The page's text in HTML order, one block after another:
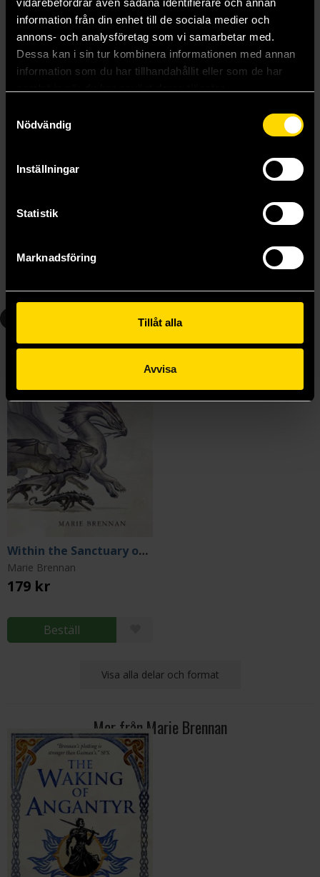
vidarebefordrar även sådana identifierare och annan
information från din enhet till de sociala medier och
annons- och analysföretag som vi samarbetar med.
Dessa kan i sin tur kombinera informationen med annan
information som du har tillhandahållit eller som de har
Nödvändig
Inställningar
Statistik
Marknadsföring
Tillåt alla
Avvisa
Beställ
In the Labyrinth of Drakes: A Memoir by Lady Trent
Beställ
Within the Sanctuary of Wings
Marie Brennan
179 kr
Beställ
Visa alla delar och format
Mer från Marie Brennan